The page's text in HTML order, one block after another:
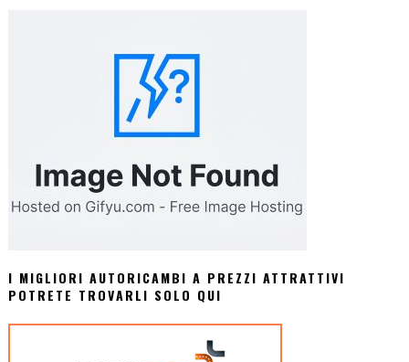
I MIGLIORI AUTORICAMBI A PREZZI ATTRATTIVI
POTRETE TROVARLI SOLO QUI